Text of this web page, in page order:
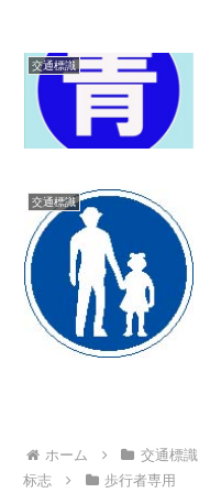
交通標識
交通標識
ホーム 交通標識
标志
歩行者専用